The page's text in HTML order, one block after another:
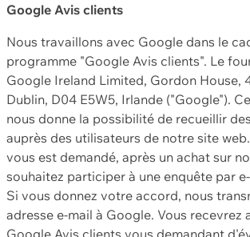
Google Avis clients
Nous travaillons avec Google dans le
programme "Google Avis clients". Le
Google Ireland Limited, Gordon House,
Dublin, D04 E5W5, Irlande ("Google").
nous donne la possibilité de recueillir
auprès des utilisateurs de notre site
vous est demandé, après un achat sur
souhaitez participer à une enquête par
Si vous donnez votre accord, nous
adresse e-mail à Google. Vous recevrez